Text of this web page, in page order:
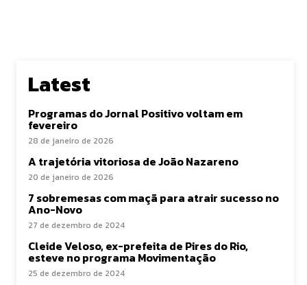
Latest
Programas do Jornal Positivo voltam em
fevereiro
28 de janeiro de 2026
A trajetória vitoriosa de João Nazareno
20 de janeiro de 2026
7 sobremesas com maçã para atrair sucesso no
Ano-Novo
27 de dezembro de 2024
Cleide Veloso, ex-prefeita de Pires do Rio,
esteve no programa Movimentação
25 de dezembro de 2024